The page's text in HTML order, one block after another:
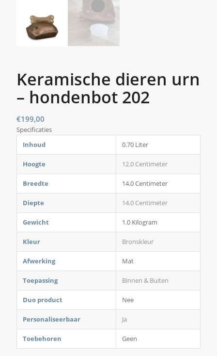
Keramische dieren urn
– hondenbot 202
€199,00
Specificaties
Inhoud
0.70 Liter
Hoogte 12.0 Centimeter
Breedte 14.0 Centimeter
Diepte 14.0 Centimeter
Gewicht 1.0 Kilogram
Kleur Bronskleur
Afwerking Mat
Toepassing Binnen & Buiten
Duo product Nee
Personaliseerbaar Ja
Toebehoren Geen